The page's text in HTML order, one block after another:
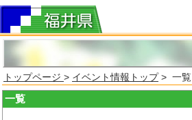
トップページ > イベント情報トップ> 一覧
一覧